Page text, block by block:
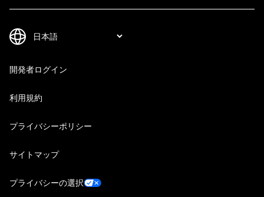
開発者ログイン
利用規約
プライバシーポリシー
サイトマップ
プライバシーの選択